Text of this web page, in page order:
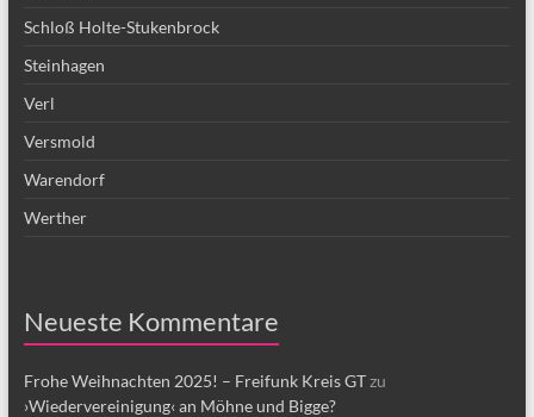
Schloß Holte-Stukenbrock
Steinhagen
Verl
Versmold
Warendorf
Werther
Neueste Kommentare
Frohe Weihnachten 2025! – Freifunk Kreis GTzu
›Wiedervereinigung‹ an Möhne und Bigge?